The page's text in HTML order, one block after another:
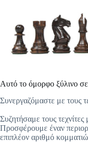
Αυτό το όμορφο ξύλινο
Συνεργαζόμαστε με τους
Συζητήσαμε τους
Προσφέρουμε έναν
επιπλέον αριθμό